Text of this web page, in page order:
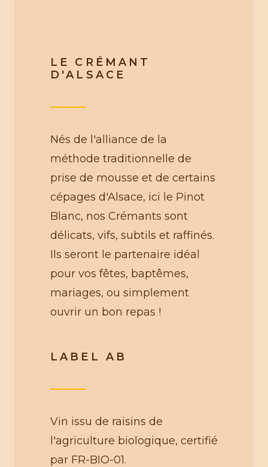
LE CRÉMANT
D'ALSACE
Nés de l'alliance de la
méthode traditionnelle de
prise de mousse et de certains
cépages d'Alsace, ici le Pinot
Blanc, nos Crémants sont
délicats, vifs, subtils et raffinés.
Ils seront le partenaire idéal
pour vos fêtes, baptêmes,
mariages, ou simplement
ouvrir un bon repas !
LABEL AB
Vin issu de raisins de
l'agriculture biologique, certifié
par FR-BIO-01.